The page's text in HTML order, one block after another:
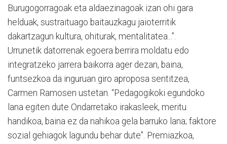
Burugogorragoak eta aldaezinagoak izan ohi gara
helduak, sustraituago baitauzkagu jaioterritik
dakartzagun kultura, ohiturak, mentalitatea...”.
Urrunetik datorrenak egoera berrira moldatu edo
integratzeko jarrera baikorra ager dezan, baina,
funtsezkoa da inguruan giro aproposa sentitzea,
Carmen Ramosen ustetan. “Pedagogikoki egundoko
lana egiten dute Ondarretako irakasleek, meritu
handikoa, baina ez da nahikoa gela barruko lana; faktore
sozial gehiagok lagundu behar dute”. Premiazkoa,